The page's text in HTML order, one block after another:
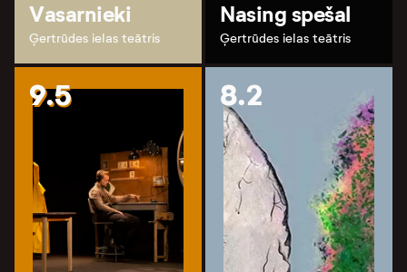
Vasarnieki
Ģertrūdes ielas teātris
Nasing spešal
Ģertrūdes ielas teātris
9.5 8.2